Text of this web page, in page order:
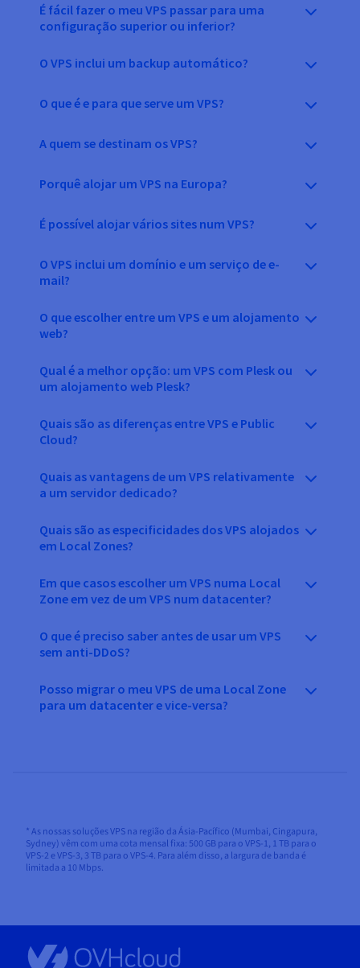
É fácil fazer o meu VPS passar para uma
configuração superior ou inferior?
O VPS inclui um backup automático?
O que é e para que serve um VPS?
A quem se destinam os VPS?
Porquê alojar um VPS na Europa?
É possível alojar vários sites num VPS?
O VPS inclui um domínio e um serviço de e-
mail?
O que escolher entre um VPS e um alojamento
web?
Qual é a melhor opção: um VPS com Plesk ou
um alojamento web Plesk?
Quais são as diferenças entre VPS e Public
Cloud?
Quais as vantagens de um VPS relativamente
a um servidor dedicado?
Quais são as especificidades dos VPS alojados
em Local Zones?
Em que casos escolher um VPS numa Local
Zone em vez de um VPS num datacenter?
O que é preciso saber antes de usar um VPS
sem anti-DDoS?
Posso migrar o meu VPS de uma Local Zone
para um datacenter e vice-versa?
* As nossas soluções VPS na região da Ásia-Pacífico (Mumbai, Cingapura,
Sydney) vêm com uma cota mensal fixa: 500 GB para o VPS-1, 1 TB para o
VPS-2 e VPS-3, 3 TB para o VPS-4. Para além disso, a largura de banda é
limitada a 10 Mbps.